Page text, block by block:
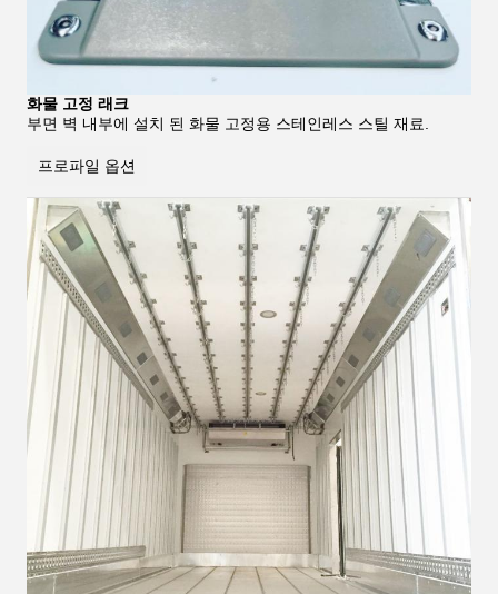
화물 고정 래크
부면 벽 내부에 설치 된 화물 고정용 스테인레스 스틸 재료.
프로파일 옵션